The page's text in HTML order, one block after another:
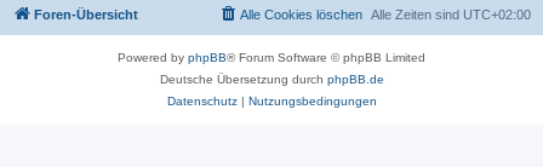
Foren-Übersicht Alle Zeiten sind UTC+02:00
Alle Cookies löschen
Powered by phpBB® Forum Software © phpBB Limited
Deutsche Übersetzung durch phpBB.de
Datenschutz| Nutzungsbedingungen